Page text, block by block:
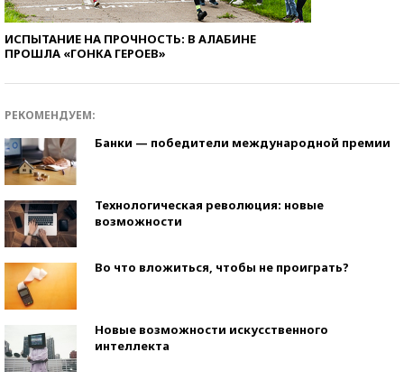
ИСПЫТАНИЕ НА ПРОЧНОСТЬ: В АЛАБИНЕ
ПРОШЛА «ГОНКА ГЕРОЕВ»
РЕКОМЕНДУЕМ:
Банки — победители международной премии
Технологическая революция: новые
возможности
Во что вложиться, чтобы не проиграть?
Новые возможности искусственного
интеллекта